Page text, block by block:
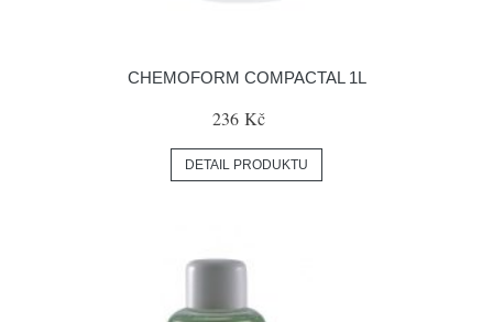
CHEMOFORM COMPACTAL 1L
236 Kč
DETAIL PRODUKTU